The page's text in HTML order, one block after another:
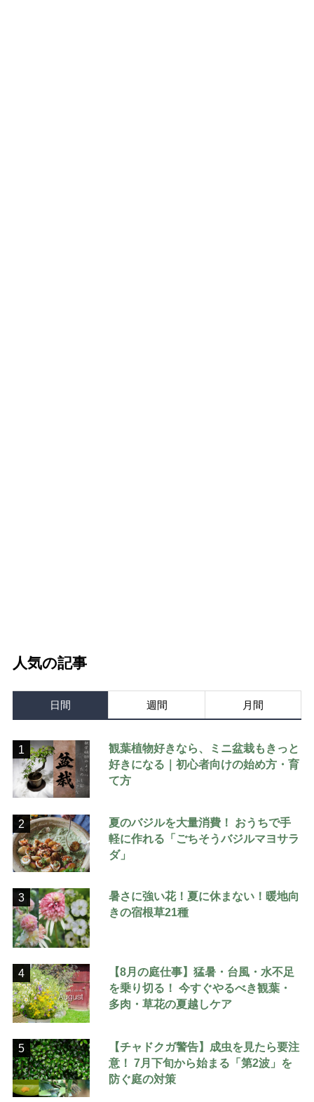
人気の記事
日間 週間 月間
1
観葉植物好きなら、ミニ盆栽もきっと
好きになる｜初心者向けの始め方・育
て方
2
夏のバジルを大量消費！ おうちで手
軽に作れる「ごちそうバジルマヨサラ
ダ」
3
暑さに強い花！夏に休まない！暖地向
きの宿根草21種
4
【8月の庭仕事】猛暑・台風・水不足
を乗り切る！ 今すぐやるべき観葉・
多肉・草花の夏越しケア
5
【チャドクガ警告】成虫を見たら要注
意！ 7月下旬から始まる「第2波」を
防ぐ庭の対策